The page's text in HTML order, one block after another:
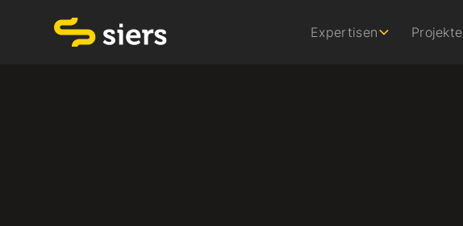
Expertisen Projekte